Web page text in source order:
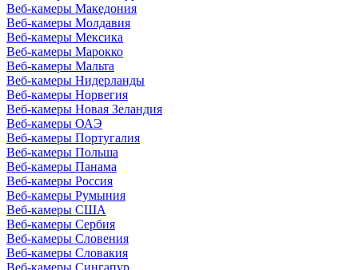
Веб-камеры Македония
Веб-камеры Молдавия
Веб-камеры Мексика
Веб-камеры Марокко
Веб-камеры Мальта
Веб-камеры Нидерланды
Веб-камеры Норвегия
Веб-камеры Новая Зеландия
Веб-камеры ОАЭ
Веб-камеры Португалия
Веб-камеры Польша
Веб-камеры Панама
Веб-камеры Россия
Веб-камеры Румыния
Веб-камеры США
Веб-камеры Сербия
Веб-камеры Словения
Веб-камеры Словакия